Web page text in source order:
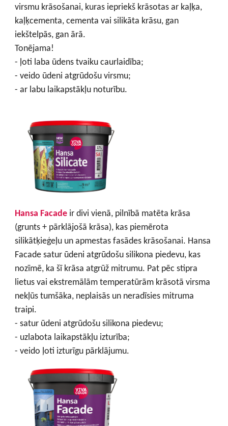
virsmu krāsošanai, kuras iepriekš krāsotas ar kaļķa,
kaļķcementa, cementa vai silikāta krāsu, gan
iekštelpās, gan ārā.
Tonējama!
- ļoti laba ūdens tvaiku caurlaidība;
- veido ūdeni atgrūdošu virsmu;
- ar labu laikapstākļu noturību.
Hansa Facade ir divi vienā, pilnībā matēta krāsa
(grunts + pārklājošā krāsa), kas piemērota
silikātķieģeļu un apmestas fasādes krāsošanai. Hansa
Facade satur ūdeni atgrūdošu silikona piedevu, kas
nozīmē, ka šī krāsa atgrūž mitrumu. Pat pēc stipra
lietus vai ekstremālām temperatūrām krāsotā virsma
nekļūs tumšāka, neplaisās un neradīsies mitruma
traipi.
- satur ūdeni atgrūdošu silikona piedevu;
- uzlabota laikapstākļu izturība;
- veido ļoti izturīgu pārklājumu.